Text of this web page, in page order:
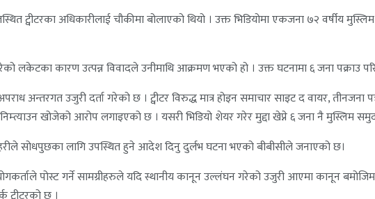
ट्वीटरका अधिकारीलाई चौकीमा बोलाएको थियो । उक्त भिडियोमा एकजना ७२ वर्षीय
लकेटका कारण उत्पन्न विवादले उनीमाथि आक्रमण भएको हो । उक्त घटनामा ६ जना पक्राउ
अन्तरगत उजुरी दर्ता गरेको छ । ट्वीटर विरुद्ध मात्र होइन समाचार साइट द वायर, तीनजना
खोजेको आरोप लगाइएको छ । यसरी भिडियो शेयर गरेर मुद्दा खेप्ने ६ जना नै मुस्लिम
सोधपुछका लागि उपस्थित हुने आदेश दिनु दुर्लभ घटना भएको बीबीसीले जनाएको छ।
पोस्ट गर्ने सामग्रीहरुले यदि स्थानीय कानून उल्लंघन गरेको उजुरी आएमा कानून बमोजिम